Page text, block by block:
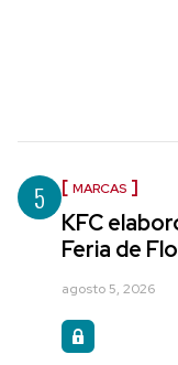
5 MARCAS
KFC
Feria de
agosto 5, 2026